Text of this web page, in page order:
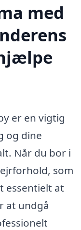
med
er en vigtig
og dine
Når du bor i
som
essentielt at
at undgå